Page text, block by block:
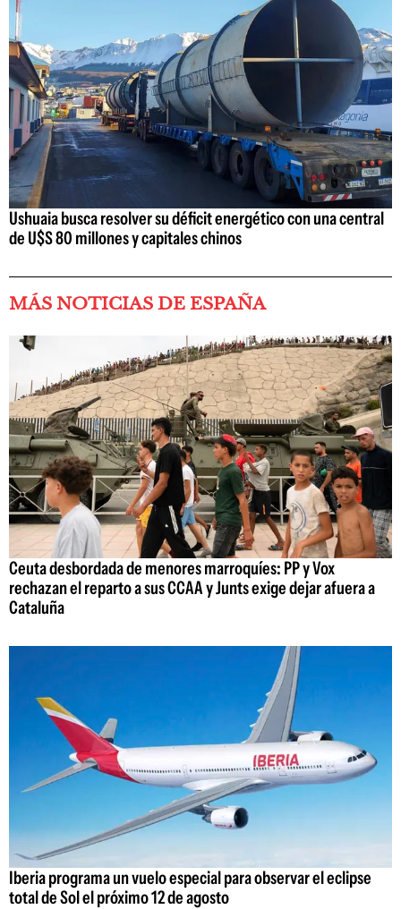
Ushuaia busca resolver su déficit energético con una central
de U$S 80 millones y capitales chinos
MÁS NOTICIAS DE ESPAÑA
Ceuta desbordada de menores marroquíes: PP y Vox
rechazan el reparto a sus CCAA y Junts exige dejar afuera a
Cataluña
Iberia programa un vuelo especial para observar el eclipse
total de Sol el próximo 12 de agosto